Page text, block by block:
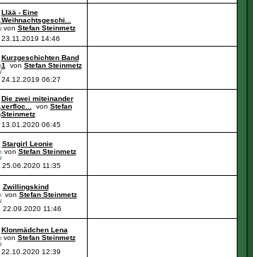
Llää - Eine
Weihnachtsgeschi...
von Stefan Steinmetz
23.11.2019 14:46
Kurzgeschichten Band
1
von Stefan Steinmetz
24.12.2019 06:27
Die zwei miteinander
verfloc...
von Stefan
Steinmetz
13.01.2020 06:45
Stargirl Leonie
von Stefan Steinmetz
25.06.2020 11:35
Zwillingskind
von Stefan Steinmetz
22.09.2020 11:46
Klonmädchen Lena
von Stefan Steinmetz
22.10.2020 12:39